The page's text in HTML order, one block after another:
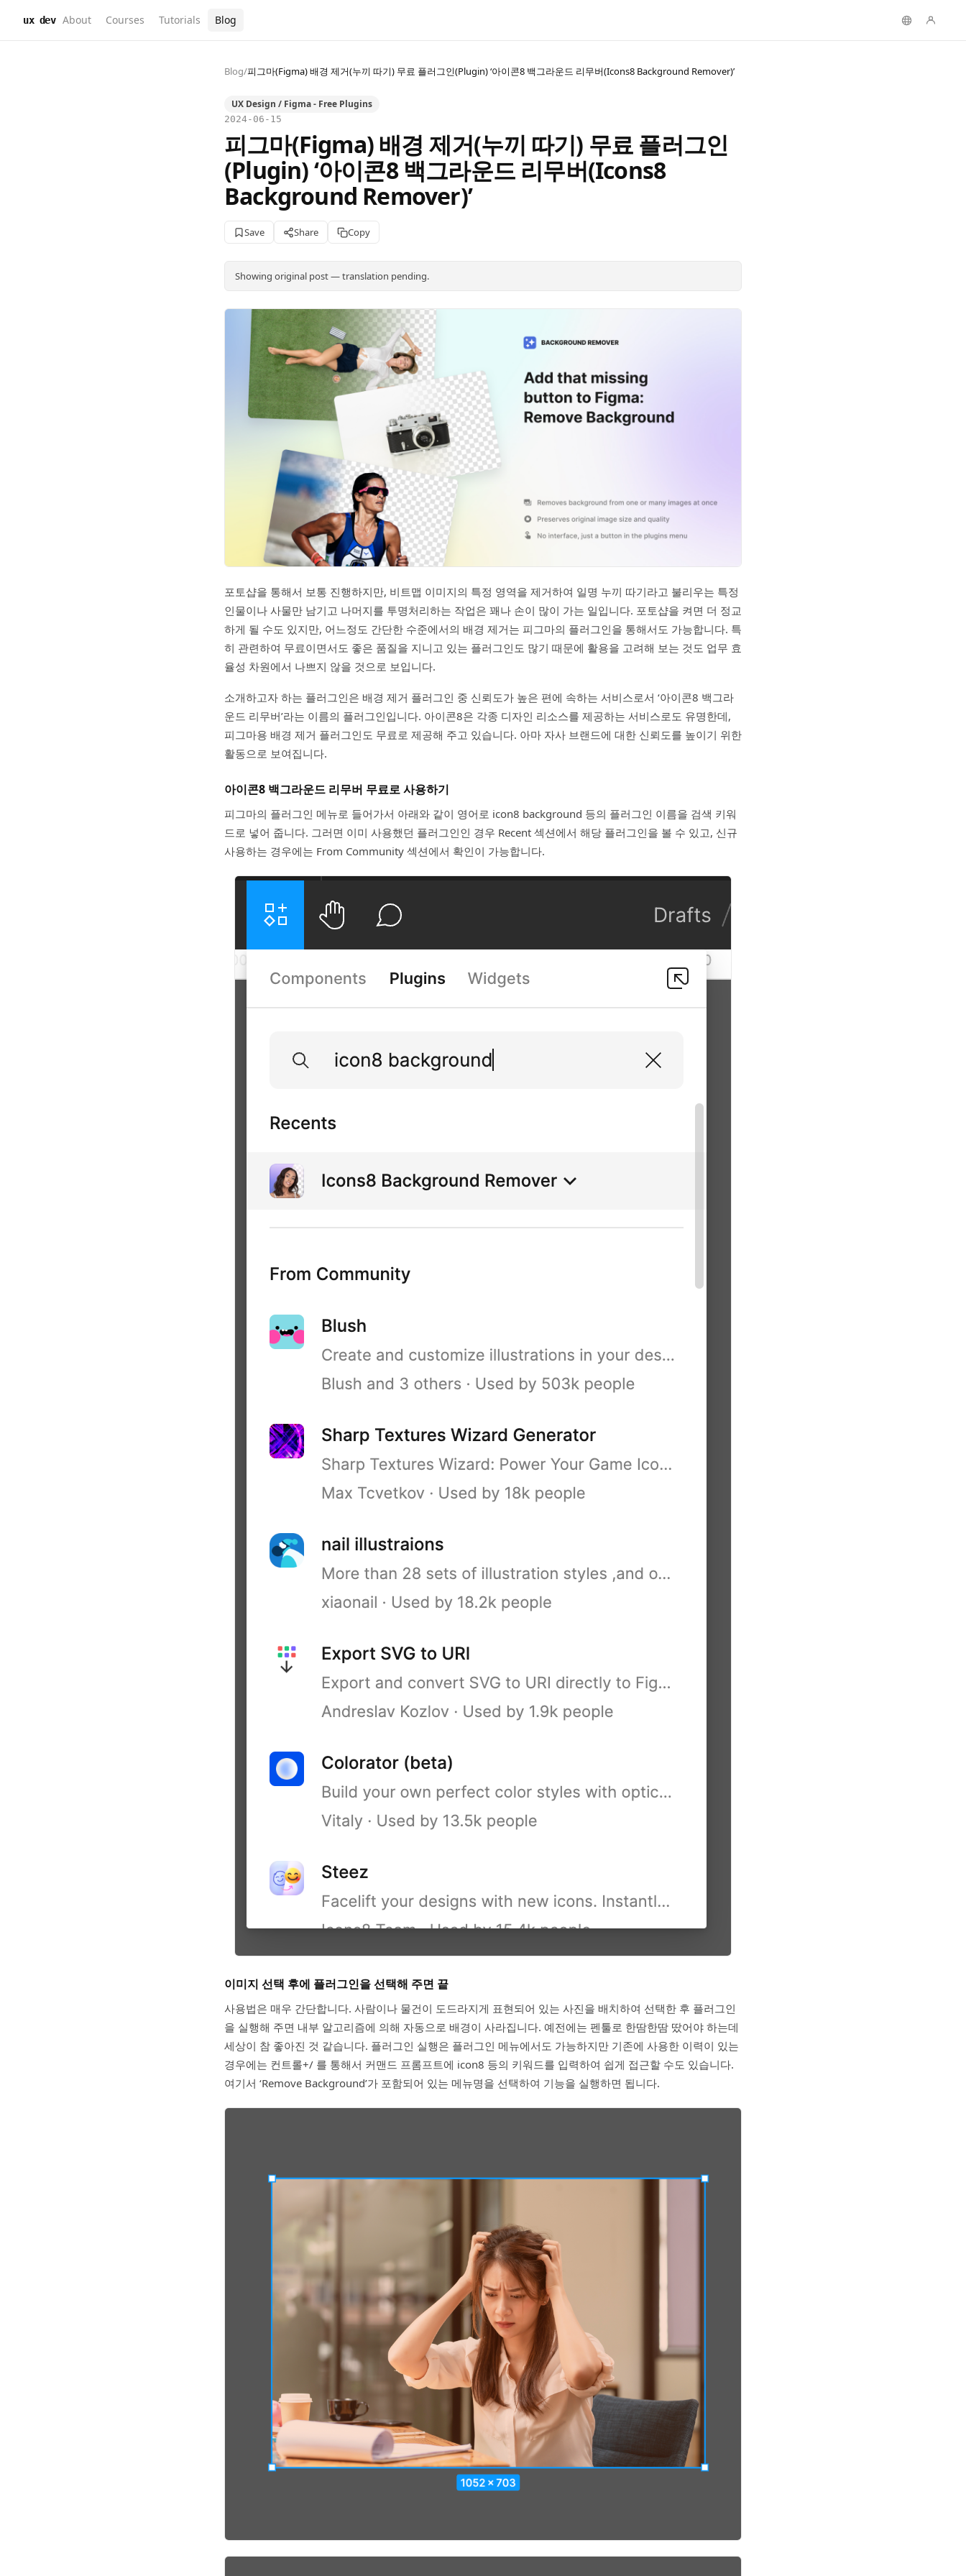
ux dev About Courses Tutorials Blog
Blog/피그마(Figma) 배경 제거(누끼 따기) 무료 플러그인(Plugin) ‘아이콘8 백그라운드 리무버(Icons8 Background Remover)’
UX Design / Figma - Free Plugins
2024-06-15
피그마(Figma) 배경 제거(누끼 따기) 무료 플러그인
(Plugin) ‘아이콘8 백그라운드 리무버(Icons8
Background Remover)’
Save Share Copy
Showing original post — translation pending.
포토샵을 통해서 보통 진행하지만, 비트맵 이미지의 특정 영역을 제거하여 일명 누끼 따기라고 불리우는 특정
인물이나 사물만 남기고 나머지를 투명처리하는 작업은 꽤나 손이 많이 가는 일입니다. 포토샵을 켜면 더 정교
하게 될 수도 있지만, 어느정도 간단한 수준에서의 배경 제거는 피그마의 플러그인을 통해서도 가능합니다. 특
히 관련하여 무료이면서도 좋은 품질을 지니고 있는 플러그인도 많기 때문에 활용을 고려해 보는 것도 업무 효
율성 차원에서 나쁘지 않을 것으로 보입니다.
소개하고자 하는 플러그인은 배경 제거 플러그인 중 신뢰도가 높은 편에 속하는 서비스로서 ‘아이콘8 백그라
운드 리무버’라는 이름의 플러그인입니다. 아이콘8은 각종 디자인 리소스를 제공하는 서비스로도 유명한데,
피그마용 배경 제거 플러그인도 무료로 제공해 주고 있습니다. 아마 자사 브랜드에 대한 신뢰도를 높이기 위한
활동으로 보여집니다.
아이콘8 백그라운드 리무버 무료로 사용하기
피그마의 플러그인 메뉴로 들어가서 아래와 같이 영어로 icon8 background 등의 플러그인 이름을 검색 키워
드로 넣어 줍니다. 그러면 이미 사용했던 플러그인인 경우 Recent 섹션에서 해당 플러그인을 볼 수 있고, 신규
사용하는 경우에는 From Community 섹션에서 확인이 가능합니다.
이미지 선택 후에 플러그인을 선택해 주면 끝
사용법은 매우 간단합니다. 사람이나 물건이 도드라지게 표현되어 있는 사진을 배치하여 선택한 후 플러그인
을 실행해 주면 내부 알고리즘에 의해 자동으로 배경이 사라집니다. 예전에는 펜툴로 한땀한땀 땄어야 하는데
세상이 참 좋아진 것 같습니다. 플러그인 실행은 플러그인 메뉴에서도 가능하지만 기존에 사용한 이력이 있는
경우에는 컨트롤+/ 를 통해서 커맨드 프롬프트에 icon8 등의 키워드를 입력하여 쉽게 접근할 수도 있습니다.
여기서 ‘Remove Background’가 포함되어 있는 메뉴명을 선택하여 기능을 실행하면 됩니다.